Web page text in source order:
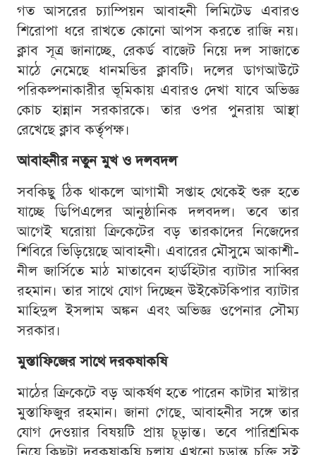
গত আসরের চ্যাম্পিয়ন আবাহনী লিমিটেড এবারও
শিরোপা ধরে রাখতে কোনো আপস করতে রাজি নয়।
ক্লাব সূত্র জানাচ্ছে, রেকর্ড বাজেট নিয়ে দল সাজাতে
মাঠে নেমেছে ধানমন্ডির ক্লাবটি। দলের ডাগআউটে
পরিকল্পনাকারীর ভূমিকায় এবারও দেখা যাবে অভিজ্ঞ
কোচ হান্নান সরকারকে। তার ওপর পুনরায় আস্থা
রেখেছে ক্লাব কর্তৃপক্ষ।
আবাহনীর নতুন মুখ ও দলবদল
সবকিছু ঠিক থাকলে আগামী সপ্তাহ থেকেই শুরু হতে
যাচ্ছে ডিপিএলের আনুষ্ঠানিক দলবদল। তবে তার
আগেই ঘরোয়া ক্রিকেটের বড় তারকাদের নিজেদের
শিবিরে ভিড়িয়েছে আবাহনী। এবারের মৌসুমে আকাশী-
নীল জার্সিতে মাঠ মাতাবেন হার্ডহিটার ব্যাটার সাব্বির
রহমান। তার সাথে যোগ দিচ্ছেন উইকেটকিপার ব্যাটার
মাহিদুল ইসলাম অঙ্কন এবং অভিজ্ঞ ওপেনার সৌম্য
সরকার।
মুস্তাফিজের সাথে দরকষাকষি
মাঠের ক্রিকেটে বড় আকর্ষণ হতে পারেন কাটার মাস্টার
মুস্তাফিজুর রহমান। জানা গেছে, আবাহনীর সঙ্গে তার
যোগ দেওয়ার বিষয়টি প্রায় চূড়ান্ত। তবে পারিশ্রমিক